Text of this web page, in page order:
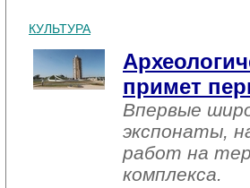
КУЛЬТУРА
примет
Впервые
экспонаты,
работ на
комплекса.